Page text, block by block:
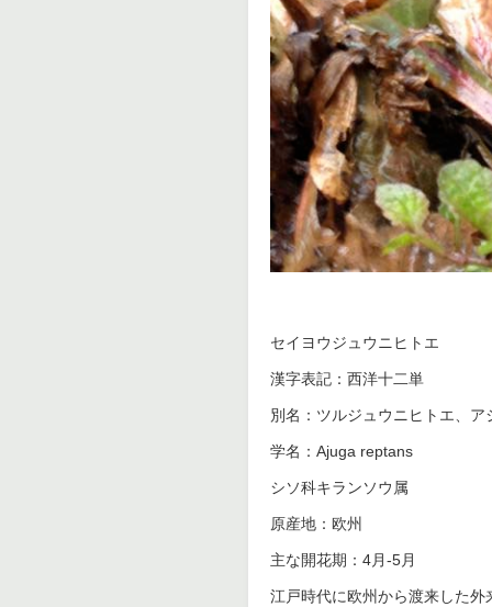
セイヨウジュウニヒトエ
漢字表記：西洋十二単
別名：ツルジュウニヒトエ、ア
学名：Ajuga reptans
シソ科キランソウ属
原産地：欧州
主な開花期：4月-5月
江戸時代に欧州から渡来した外